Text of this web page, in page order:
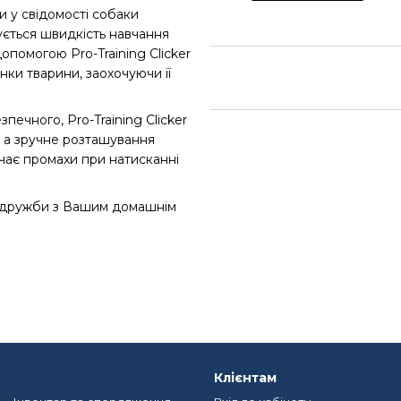
у свідомості собаки
швидкість навчання
Pro-Training Clicker
тварини, заохочуючи її
Pro-Training Clicker
а зручне розташування
промахи при натисканні
дружби з Вашим домашнім
Клієнтам